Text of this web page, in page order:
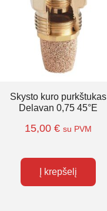
Skysto kuro purkštukas
Delavan 0,75 45°E
15,00 € su PVM
Į krepšelį